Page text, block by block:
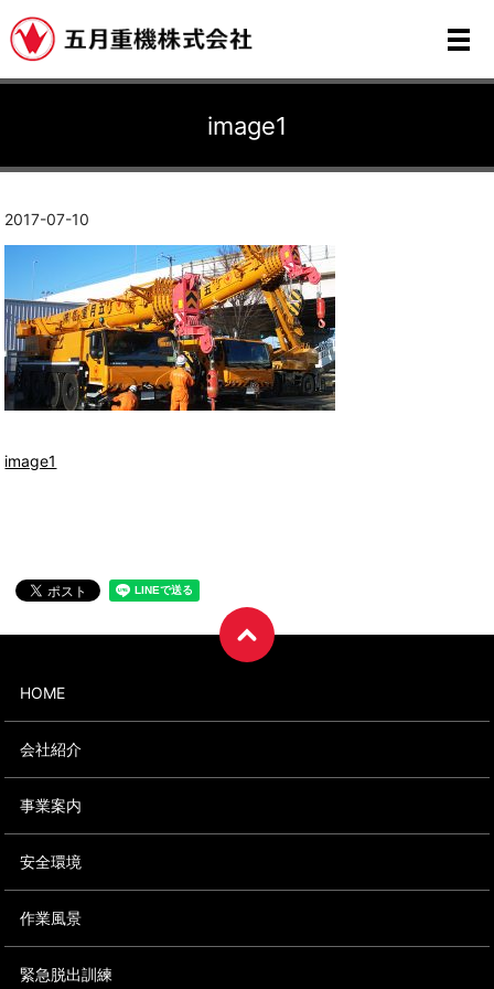
メ
image1
2017-07-10
image1
HOME
会社紹介
事業案内
安全環境
作業風景
緊急脱出訓練